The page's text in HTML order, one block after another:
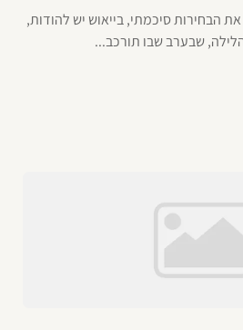
הבחירות סיכמתי, בייאוש יש להודות,
שבערב שבו תורכב...